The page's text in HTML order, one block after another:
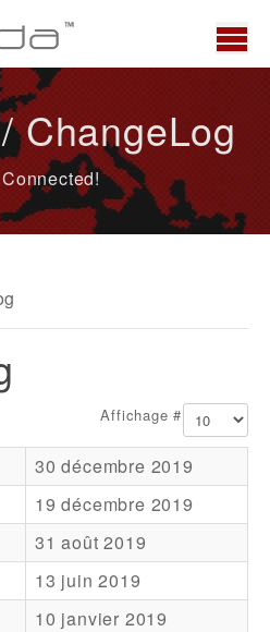
ChangeLog
Affichage #
30 décembre 2019
19 décembre 2019
31 août 2019
13 juin 2019
10 janvier 2019